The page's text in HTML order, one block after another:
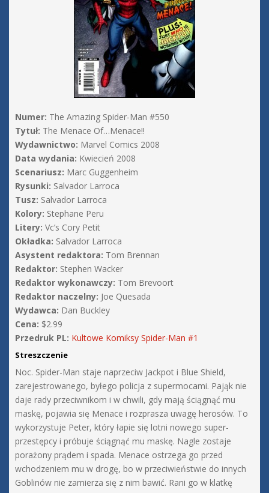
Numer: The Amazing Spider-Man #550
Tytuł: The Menace Of…Menace!!
Wydawnictwo: Marvel Comics 2008
Data wydania: Kwiecień 2008
Scenariusz: Marc Guggenheim
Rysunki: Salvador Larroca
Tusz: Salvador Larroca
Kolory: Stephane Peru
Litery: Vc’s Cory Petit
Okładka: Salvador Larroca
Asystent redaktora: Tom Brennan
Redaktor: Stephen Wacker
Redaktor wykonawczy: Tom Brevoort
Redaktor naczelny: Joe Quesada
Wydawca: Dan Buckley
Cena: $2.99
Przedruk PL: Kultowe Komiksy Spider-Man #1
Streszczenie
Noc. Spider-Man staje naprzeciw Jackpot i Blue Shield,
zarejestrowanego, byłego policja z supermocami. Pająk nie
daje rady przeciwnikom i w chwili, gdy mają ściągnąć mu
maskę, pojawia się Menace i rozprasza uwagę herosów. To
wykorzystuje Peter, który łapie się lotni nowego super-
przestępcy i próbuje ściągnąć mu maskę. Nagle zostaje
porażony prądem i spada. Menace ostrzega go przed
wchodzeniem mu w drogę, bo w przeciwieństwie do innych
Goblinów nie zamierza się z nim bawić. Rani go w klatkę